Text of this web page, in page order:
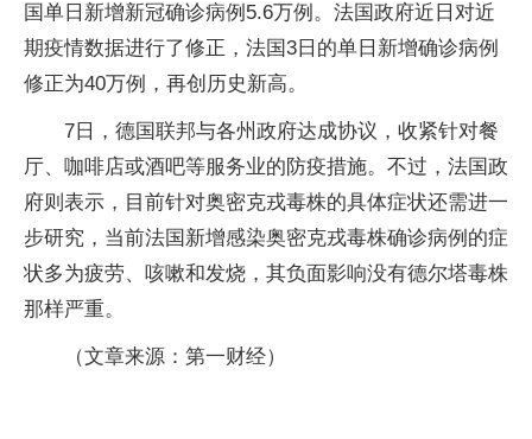
国单日新增新冠确诊病例5.6万例。法国政府近日对近
期疫情数据进行了修正，法国3日的单日新增确诊病例
修正为40万例，再创历史新高。
7日，德国联邦与各州政府达成协议，收紧针对餐
厅、咖啡店或酒吧等服务业的防疫措施。不过，法国政
府则表示，目前针对奥密克戎毒株的具体症状还需进一
步研究，当前法国新增感染奥密克戎毒株确诊病例的症
状多为疲劳、咳嗽和发烧，其负面影响没有德尔塔毒株
那样严重。
（文章来源：第一财经）